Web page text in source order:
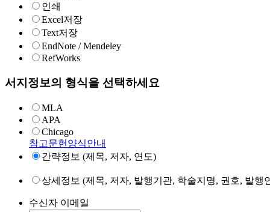
인쇄
Excel저장
Text저장
EndNote / Mendeley
RefWorks
서지정보의 형식을 선택하세요
MLA
APA
Chicago
참고문헌양식안내
간략정보 (제목, 저자, 연도)
상세정보 (제목, 저자, 발행기관, 학술지명, 권호, 발
수신자 이메일